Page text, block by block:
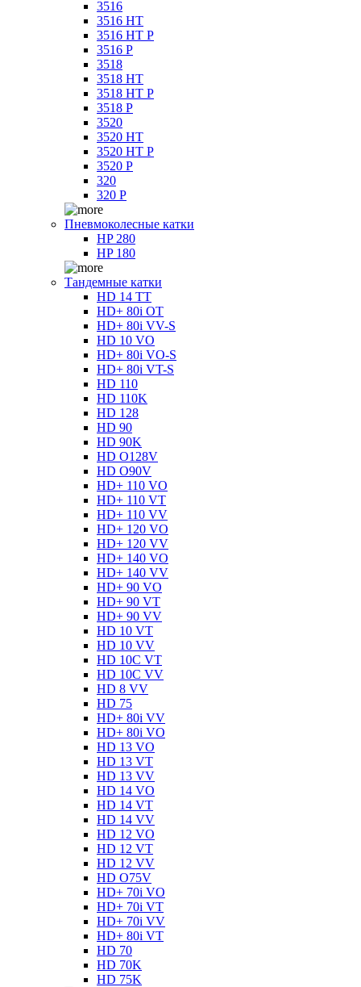
3516
3516 HT
3516 HT P
3516 P
3518
3518 HT
3518 HT P
3518 P
3520
3520 HT
3520 HT P
3520 P
320
320 P
Пневмоколесные катки
HP 280
HP 180
Тандемные катки
HD 14 TT
HD+ 80i OT
HD+ 80i VV-S
HD 10 VO
HD+ 80i VO-S
HD+ 80i VT-S
HD 110
HD 110K
HD 128
HD 90
HD 90K
HD O128V
HD O90V
HD+ 110 VO
HD+ 110 VT
HD+ 110 VV
HD+ 120 VO
HD+ 120 VV
HD+ 140 VO
HD+ 140 VV
HD+ 90 VO
HD+ 90 VT
HD+ 90 VV
HD 10 VT
HD 10 VV
HD 10C VT
HD 10C VV
HD 8 VV
HD 75
HD+ 80i VV
HD+ 80i VO
HD 13 VO
HD 13 VT
HD 13 VV
HD 14 VO
HD 14 VT
HD 14 VV
HD 12 VO
HD 12 VT
HD 12 VV
HD O75V
HD+ 70i VO
HD+ 70i VT
HD+ 70i VV
HD+ 80i VT
HD 70
HD 70K
HD 75K